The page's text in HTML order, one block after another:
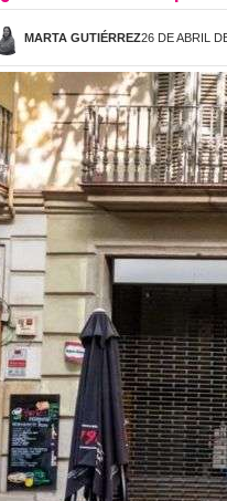
MARTA GUTIÉRREZ26 DE ABRIL